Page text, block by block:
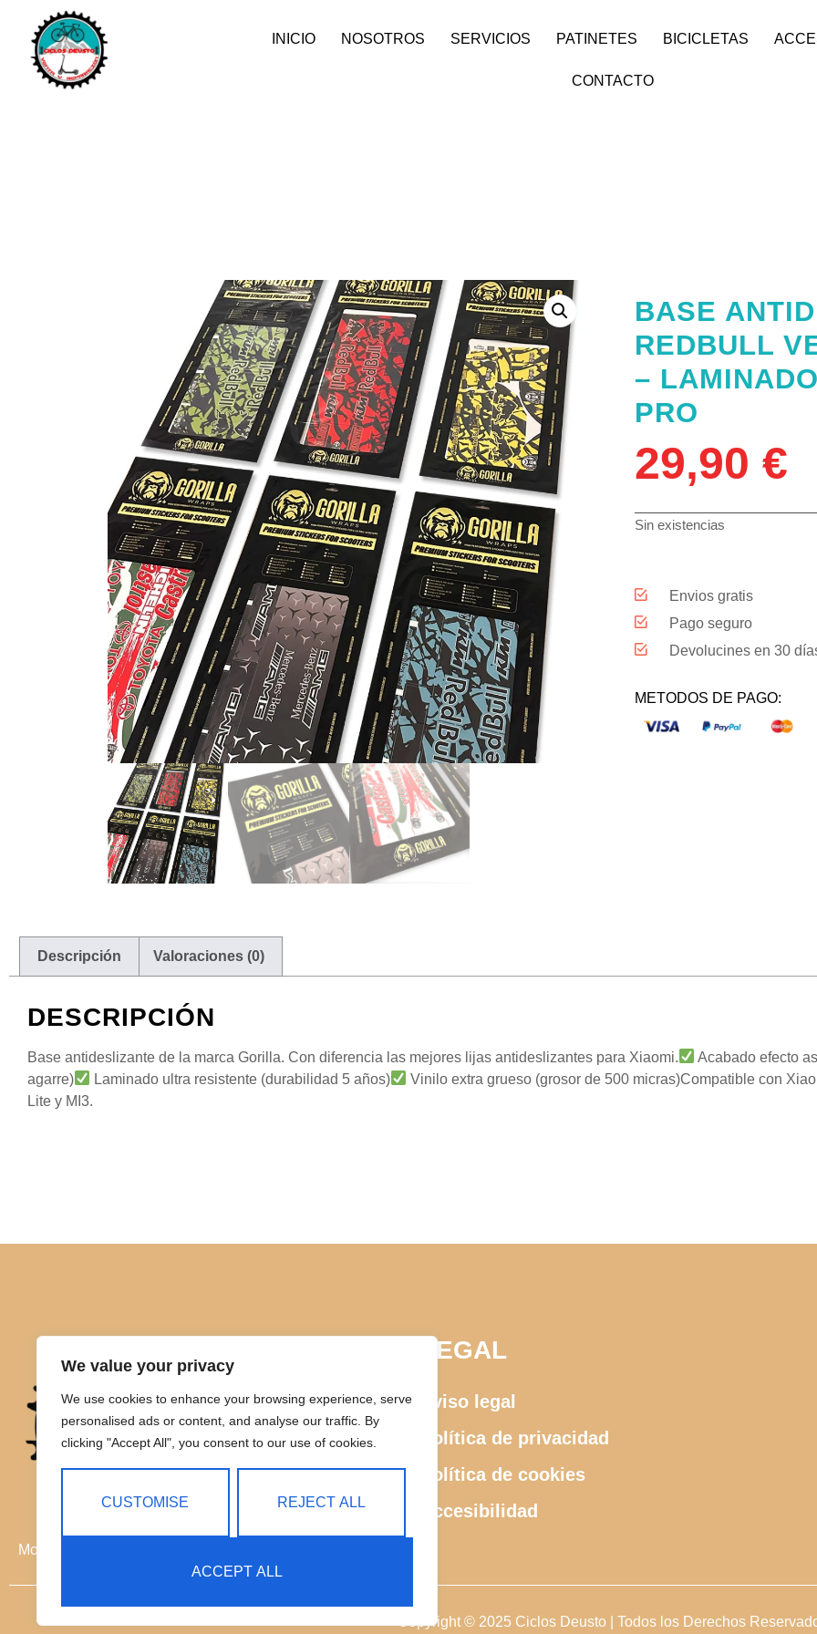
We value your privacy
We use cookies to enhance your browsing experience, serve
personalised ads or content, and analyse our traffic. By
clicking "Accept All", you consent to our use of cookies.
CUSTOMISE REJECT ALL
ACCEPT ALL
INICIO NOSOTROS SERVICIOS PATINETES BICICLETAS
CONTACTO
BASE
REDBULL
–
PRO
29,90 €
Sin existencias
Envios gratis
Pago seguro
Devolucines en 30
METODOS DE PAGO:
Descripción Valoraciones (0)
DESCRIPCIÓN
Base antideslizante de la marca Gorilla. Con diferencia las mejores lijas antideslizantes para Xiaomi.
Acabado efecto
agarre)
Laminado ultra resistente (durabilidad 5 años)
Vinilo extra grueso (grosor de 500 micras)Compatible con
Lite y MI3.
Movilidad eléctrica sin límites
LEGAL
Aviso legal
Política de privacidad
Política de cookies
Accesibilidad
Copyright © 2025 Ciclos Deusto | Todos los Derechos